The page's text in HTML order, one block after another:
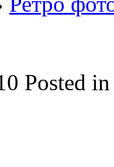
Posted